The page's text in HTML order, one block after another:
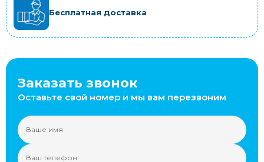
Бесплатная доставка
Заказать звонок
Оставьте свой номер и мы вам перезвоним